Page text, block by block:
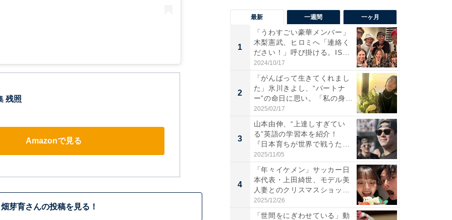
残照
Amazonで見る
畑芽育さんの投稿を見る！
最新 一週間 一ヶ月
1
「うわすごい豪華メンバー」
木梨憲武、ヒロミへ「連絡く
ださい！」呼び掛ける。IS
S...
2024/10/17
2
「がんばって生きてくれまし
た」氷川きよし、“パートナ
ー”の命日に思い。「私の身
体...
2025/02/17
3
山本由伸、“上達しすぎてい
る”英語の学習本を紹介！
『日本育ちが世界で戦うため
の...
2025/11/05
4
「年々イケメン」サッカー日
本代表・上田綺世、モデル美
人妻とのクリスマスショット
に...
2025/12/26
「世間をにぎわせている」動